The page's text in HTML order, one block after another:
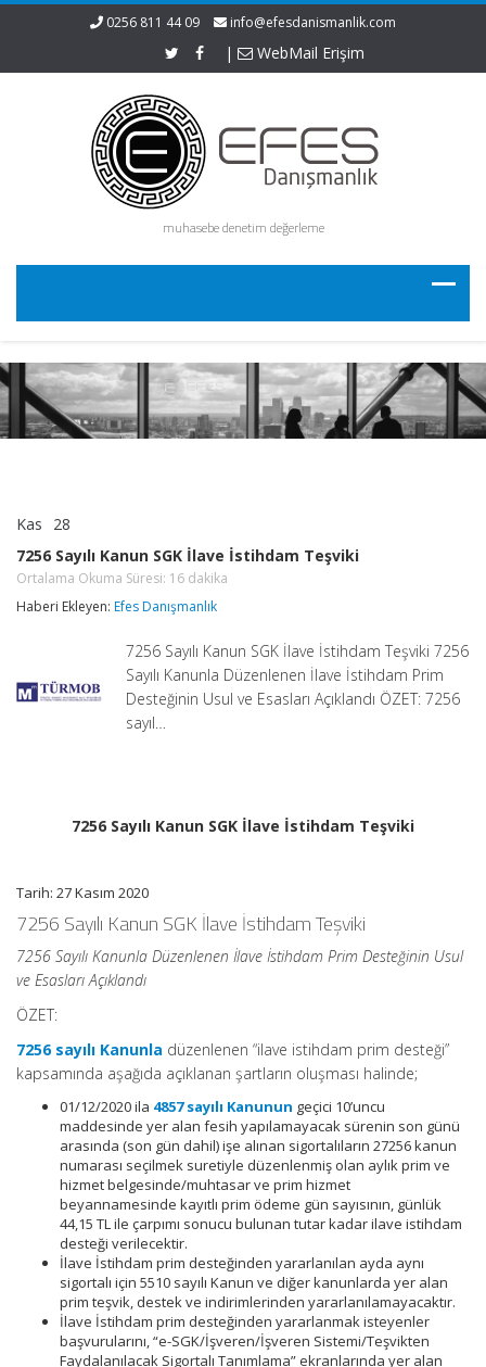
0256 811 44 09 info@efesdanismanlik.com
| WebMail Erişim
muhasebe denetim değerleme
Kas 28
Kanun
SGK
İlave
İstihdam
Ortalama
Okuma
Süresi:
16
dakika
7256 Sayılı Kanun SGK İlave İstihdam Teşviki
Ortalama Okuma Süresi: 16 dakika
Haberi Ekleyen: Efes Danışmanlık
7256 Sayılı Kanun SGK İlave İstihdam Teşviki 7256
Sayılı Kanunla Düzenlenen İlave İstihdam Prim
Desteğinin Usul ve Esasları Açıklandı ÖZET: 7256
sayıl…
7256 Sayılı Kanun SGK İlave İstihdam Teşviki
Tarih: 27 Kasım 2020
7256 Sayılı Kanun SGK İlave İstihdam Teşviki
7256 Sayılı Kanunla Düzenlenen İlave İstihdam Prim Desteğinin Usul
ve Esasları Açıklandı
ÖZET:
7256 sayılı Kanunla düzenlenen “ilave istihdam prim desteği”
kapsamında aşağıda açıklanan şartların oluşması halinde;
01/12/2020 ila 4857 sayılı Kanunun geçici 10’uncu
maddesinde yer alan fesih yapılamayacak sürenin son günü
arasında (son gün dahil) işe alınan sigortalıların 27256 kanun
numarası seçilmek suretiyle düzenlenmiş olan aylık prim ve
hizmet belgesinde/muhtasar ve prim hizmet
beyannamesinde kayıtlı prim ödeme gün sayısının, günlük
44,15 TL ile çarpımı sonucu bulunan tutar kadar ilave istihdam
desteği verilecektir.
İlave İstihdam prim desteğinden yararlanılan ayda aynı
sigortalı için 5510 sayılı Kanun ve diğer kanunlarda yer alan
prim teşvik, destek ve indirimlerinden yararlanılamayacaktır.
İlave İstihdam prim desteğinden yararlanmak isteyenler
başvurularını, “e-SGK/İşveren/İşveren Sistemi/Teşvikten
Faydalanılacak Sigortalı Tanımlama” ekranlarında yer alan